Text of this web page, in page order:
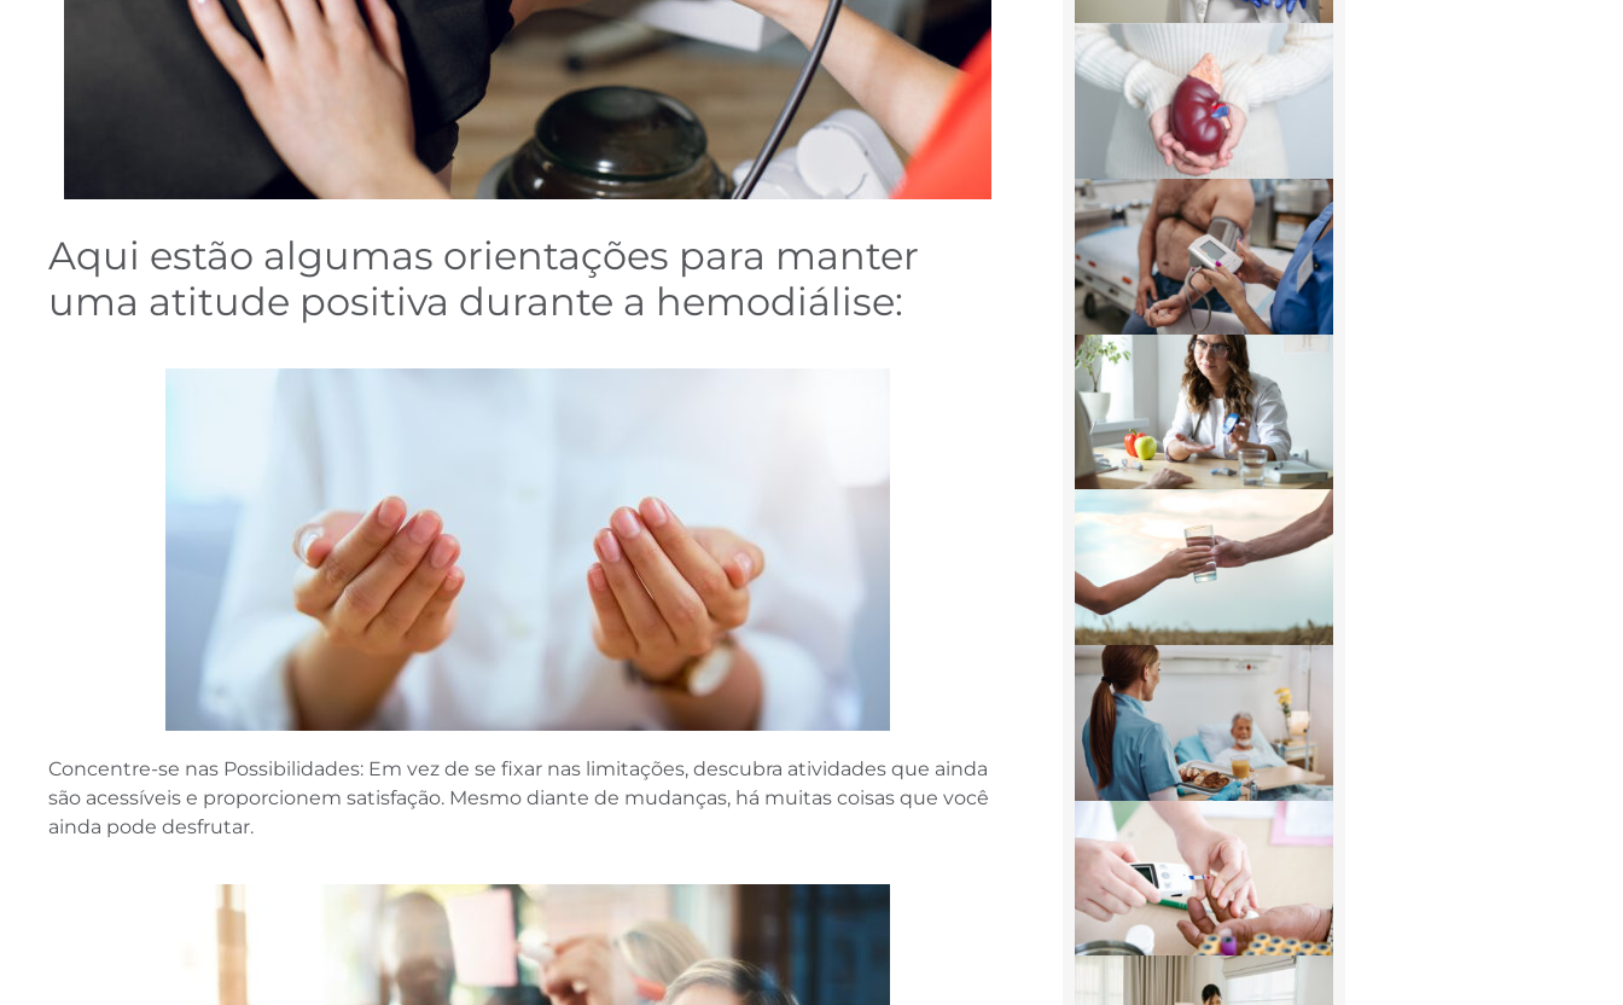
Aqui estão algumas orientações para manter
uma atitude positiva durante a hemodiálise:
Concentre-se nas Possibilidades: Em vez de se fixar nas limitações, descubra atividades que ainda
são acessíveis e proporcionem satisfação. Mesmo diante de mudanças, há muitas coisas que você
ainda pode desfrutar.